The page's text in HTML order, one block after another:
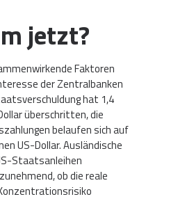
jetzt?
Faktoren
der Zentralbanken
hat 1,4
überschritten, die
belaufen sich auf
US-Dollar. Ausländische
Staatsanleihen
ob die reale